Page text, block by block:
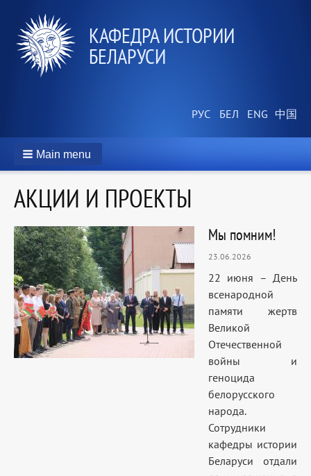
КАФЕДРА ИСТОРИИ
БЕЛАРУСИ
Main menu
АКЦИИ И ПРОЕКТЫ
Мы помним!
23.06.2026
22 июня – День
всенародной
памяти жертв
Великой
Отечественной
войны и
геноцида
белорусского
народа.
Сотрудники
кафедры истории
Беларуси отдали